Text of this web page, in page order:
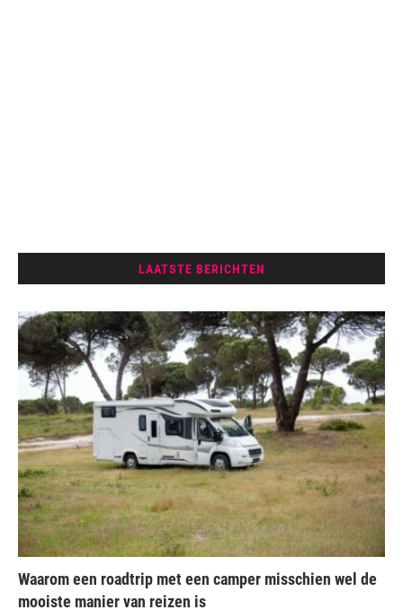
LAATSTE BERICHTEN
Waarom een roadtrip met een camper misschien wel de
mooiste manier van reizen is